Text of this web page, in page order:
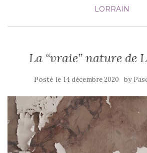
LORRAIN
La “vraie” nature de
Posté le 14 décembre 2020 by